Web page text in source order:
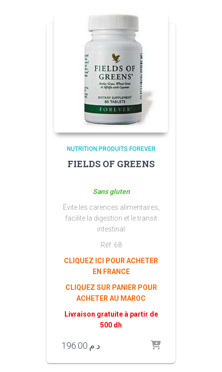
NUTRITION PRODUITS FOREVER
FIELDS OF GREENS
Sans gluten
Évite les carences alimentaires,
facilite la digestion et le transit
intestinal
Réf. 68
CLIQUEZ ICI POUR ACHETER
EN FRANCE
CLIQUEZ SUR PANIER POUR
ACHETER AU MAROC
Livraison gratuite à partir de
500 dh
د.م. 196.00